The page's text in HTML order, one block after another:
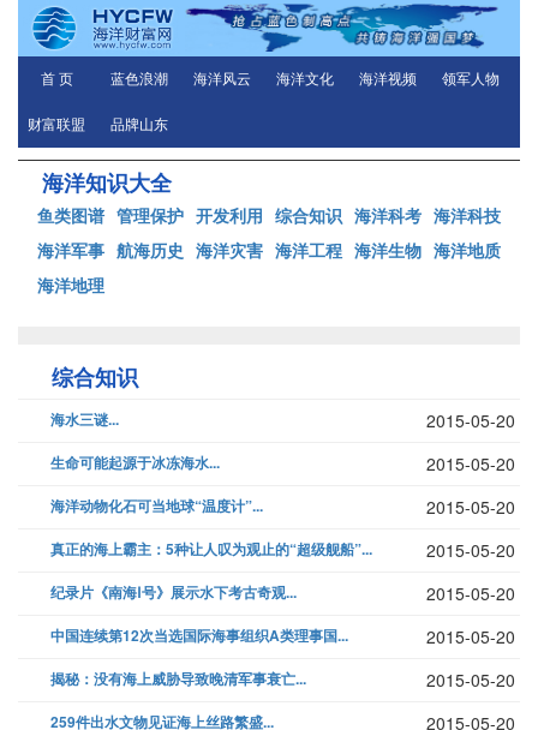
首 页 蓝色浪潮 海洋风云 海洋文化 海洋视频 领军人物
财富联盟 品牌山东
海洋知识大全
鱼类图谱 管理保护 开发利用 综合知识 海洋科考 海洋科技
海洋军事 航海历史 海洋灾害 海洋工程 海洋生物 海洋地质
海洋地理
综合知识
海水三谜... 2015-05-20
生命可能起源于冰冻海水... 2015-05-20
海洋动物化石可当地球“温度计”... 2015-05-20
真正的海上霸主：5种让人叹为观止的“超级舰船”... 2015-05-20
纪录片《南海Ⅰ号》展示水下考古奇观... 2015-05-20
中国连续第12次当选国际海事组织A类理事国... 2015-05-20
揭秘：没有海上威胁导致晚清军事衰亡... 2015-05-20
259件出水文物见证海上丝路繁盛... 2015-05-20